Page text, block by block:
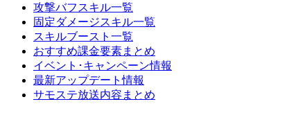
攻撃バフスキル一覧
固定ダメージスキル一覧
スキルブースト一覧
おすすめ課金要素まとめ
イベント･キャンペーン情報
最新アップデート情報
サモステ放送内容まとめ